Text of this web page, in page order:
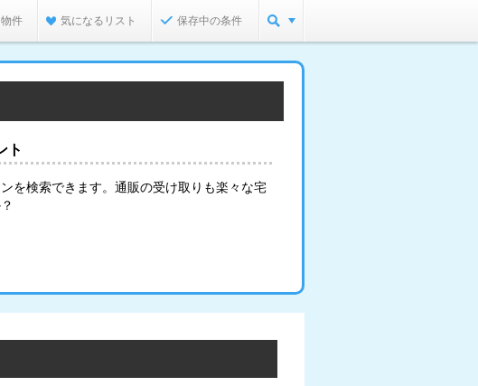
件 気になるリスト 保存中の条件
ト
を検索できます。通販の受け取りも楽々な宅